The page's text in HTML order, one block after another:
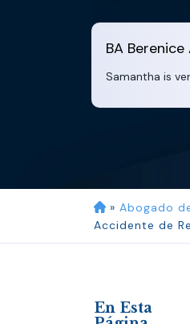
BA Berenice
Samantha is
» Abogado
Accidente de
En Esta